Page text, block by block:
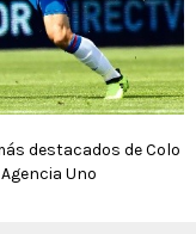
destacados de Colo
Uno